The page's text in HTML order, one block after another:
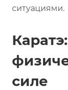
ситуациями.
силе